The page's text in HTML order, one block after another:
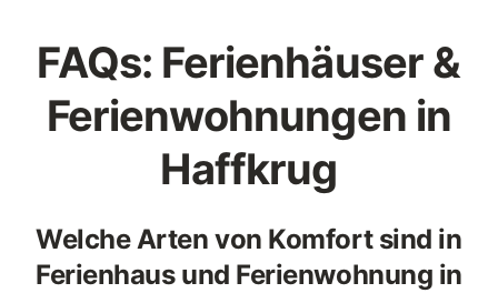
FAQs: Ferienhäuser &
Ferienwohnungen in
Haffkrug
Welche Arten von Komfort sind in
Ferienhaus und Ferienwohnung in